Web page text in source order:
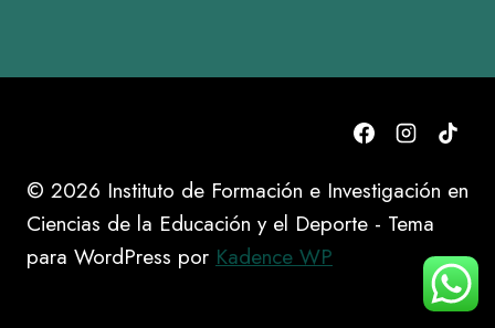
© 2026 Instituto de Formación e Investigación en
Ciencias de la Educación y el Deporte - Tema
para WordPress por Kadence WP